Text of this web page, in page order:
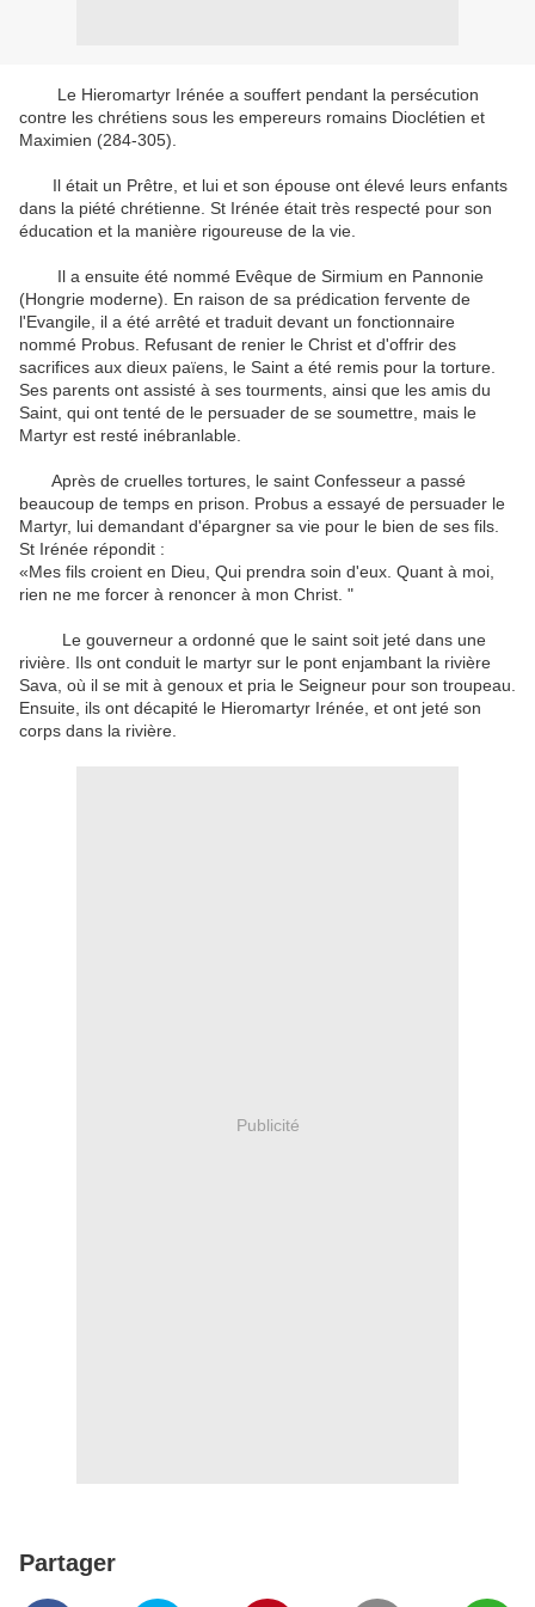
Le Hieromartyr Irénée a souffert pendant la persécution
contre les chrétiens sous les empereurs romains Dioclétien et
Maximien (284-305)
Il était un Prêtre et lui et son épouse ont élevé leurs enfants
dans la piété chrétienne St Irénée était très respecté pour son
éducation et la manière rigoureuse de la vie
Il a ensuite été nommé Evêque de Sirmium en Pannonie
(Hongrie moderne) En raison de sa prédication fervente de
l'Evangile, il a été arrêté et traduit devant un fonctionnaire
nommé Probus Refusant de renier le Christ et d'offrir des
sacrifices aux dieux païens , le Saint a été remis pour la torture
Ses parents ont assisté à ses tourments , ainsi que les amis du
Saint qui ont tenté de le persuader de se soumettre, mais le
Martyr est resté inébranlable
Après de cruelles tortures le saint Confesseur a passé
beaucoup de temps en prison Probus a essayé de persuader le
Martyr, lui demandant d'épargner sa vie pour le bien de ses fils
St Irénée répondit :
«Mes fils croient en Dieu Qui prendra soin d'eux Quant à moi
rien ne me forcer à renoncer à mon Christ "
Le gouverneur a ordonné que le saint soit jeté dans une
rivière Ils ont conduit le martyr sur le pont enjambant la rivière
Sava où il se mit à genoux et pria le Seigneur pour son troupeau
Ensuite, ils ont décapité le Hieromartyr Irénée et ont jeté son
corps dans la rivière
Publicité
Partager